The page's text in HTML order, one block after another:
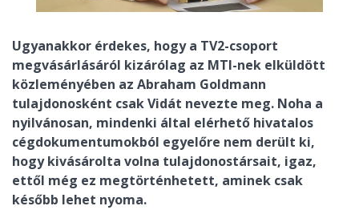
Ugyanakkor érdekes, hogy a TV2-csoport
megvásárlásáról kizárólag az MTI-nek elküldött
közleményében az Abraham Goldmann
tulajdonosként csak Vidát nevezte meg. Noha a
nyilvánosan, mindenki által elérhető hivatalos
cégdokumentumokból egyelőre nem derült ki,
hogy kivásárolta volna tulajdonostársait, igaz,
ettől még ez megtörténhetett, aminek csak
később lehet nyoma.